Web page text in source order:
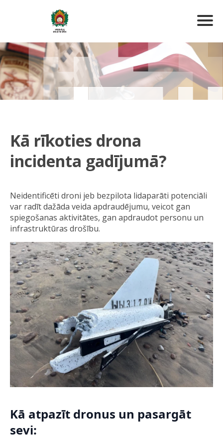
Kā rīkoties drona
incidenta gadījumā?
Neidentificēti droni jeb bezpilota lidaparāti potenciāli
var radīt dažāda veida apdraudējumu, veicot gan
spiegošanas aktivitātes, gan apdraudot personu un
infrastruktūras drošību.
Kā atpazīt dronus un pasargāt
sevi: